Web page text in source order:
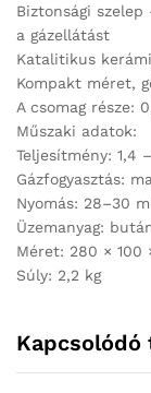
Biztonsági
a gázellátást
Katalitikus
Kompakt méret,
A csomag része:
Műszaki adatok:
Teljesítmény: 1,4
Gázfogyasztás:
Nyomás: 28–30
Üzemanyag:
Méret: 280 × 100
Súly: 2,2 kg